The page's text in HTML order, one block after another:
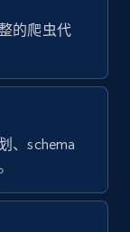
by
and
的爬虫代
、schema